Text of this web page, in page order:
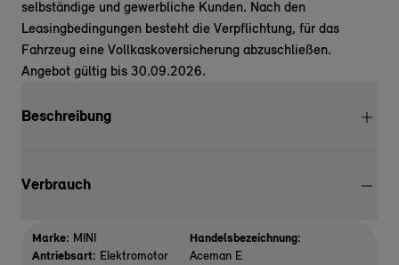
selbständige und gewerbliche Kunden. Nach den
Leasingbedingungen besteht die Verpflichtung, für das
Fahrzeug eine Vollkaskoversicherung abzuschließen.
Angebot gültig bis 30.09.2026.
Beschreibung
Verbrauch
Marke: MINI
Antriebsart: Elektromotor
Handelsbezeichnung:
Aceman E